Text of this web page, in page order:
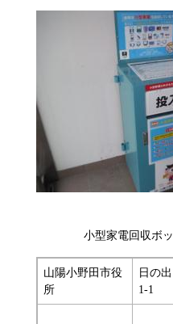
小型家電回収ボ
山陽小野田市役
所
日の
1-1